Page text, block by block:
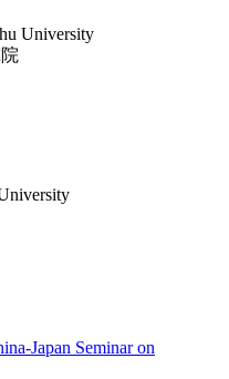
University
Japan Seminar on